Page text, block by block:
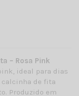
– Rosa Pink
ideal para dias
calcinha de fita
Produzido em